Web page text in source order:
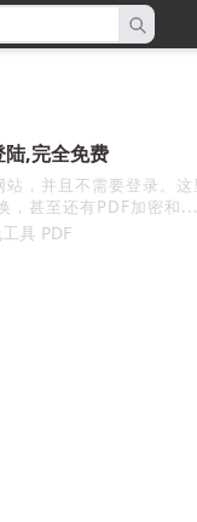
陆,完全免费
，甚至还有PDF加密和...
具 PDF